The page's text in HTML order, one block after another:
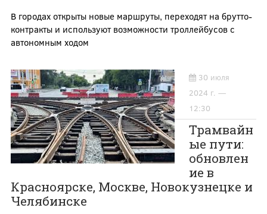
В городах открыты новые маршруты, переходят на брутто-
контракты и используют возможности троллейбусов с
автономным ходом
30 июля
2024 г. —
12:30
Трамвайн
ые пути:
обновлен
ие в
Красноярске, Москве, Новокузнецке и
Челябинске